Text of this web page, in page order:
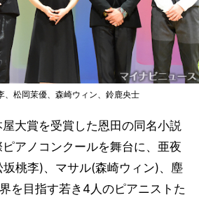
、松岡茉優、森崎ウィン、鈴鹿央士
大賞を受賞した恩田の同名小説
アノコンクールを舞台に、亜夜
桃李)、マサル(森崎ウィン)、塵
を目指す若き4人のピアニストた